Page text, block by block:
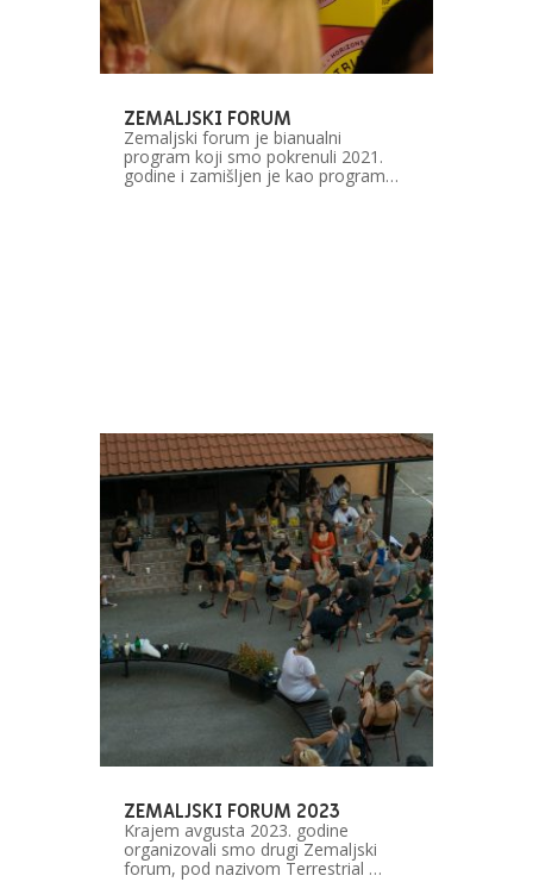
ZEMALJSKI FORUM
Zemaljski forum je bianualni
program koji smo pokrenuli 2021.
godine i zamišljen je kao program…
ZEMALJSKI FORUM 2023
Krajem avgusta 2023. godine
organizovali smo drugi Zemaljski
forum, pod nazivom Terrestrial …